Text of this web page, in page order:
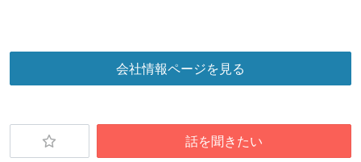
会社情報ページを見る
話を聞きたい